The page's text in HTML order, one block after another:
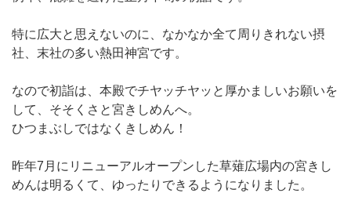
特に広大と思えないのに、なかなか全て周りきれない摂
社、末社の多い熱田神宮です。
なので初詣は、本殿でチヤッチヤッと厚かましいお願いを
して、そそくさと宮きしめんへ。
ひつまぶしではなくきしめん！
昨年7月にリニューアルオープンした草薙広場内の宮きし
めんは明るくて、ゆったりできるようになりました。